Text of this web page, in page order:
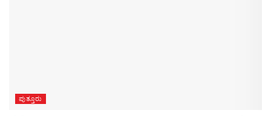
ಪುತ್ತೂರು